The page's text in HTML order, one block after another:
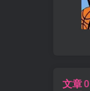
文章0